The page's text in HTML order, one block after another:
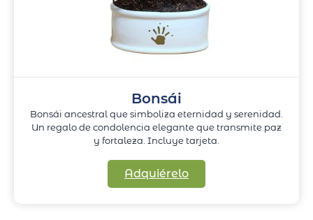
Bonsái
Bonsái ancestral que simboliza eternidad y serenidad.
Un regalo de condolencia elegante que transmite paz
y fortaleza. Incluye tarjeta.
Adquiérelo